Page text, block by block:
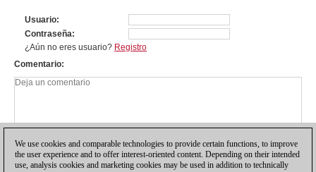
Usuario
Contraseña
¿Aún no eres usuario? Registro
Comentario
We use cookies and comparable technologies to provide certain functions, to improve
the user experience and to offer interest-oriented content. Depending on their intended
use, analysis cookies and marketing cookies may be used in addition to technically